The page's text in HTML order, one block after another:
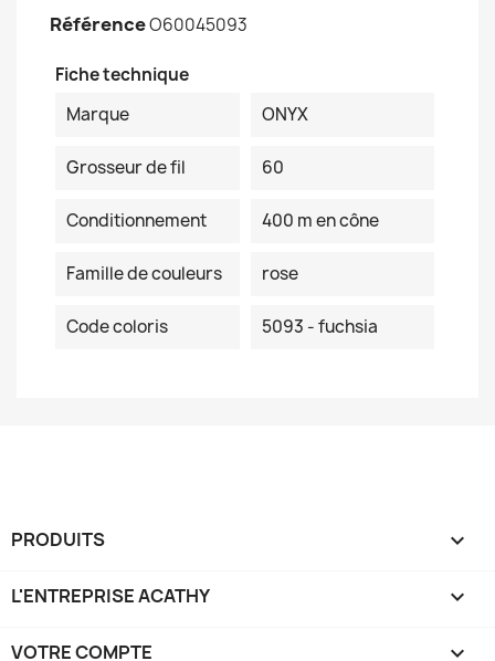
RéférenceO60045093
Fiche technique
Marque
ONYX
Grosseur de fil 60
Conditionnement 400 m en cône
Famille de couleurs rose
Code coloris 5093 - fuchsia
PRODUITS 
L'ENTREPRISE ACATHY 
VOTRE COMPTE 